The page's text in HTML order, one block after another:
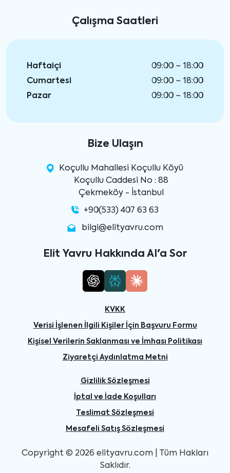
Çalışma Saatleri
Haftaiçi
09:00 ~ 18:00
Cumartesi
09:00 ~ 18:00
Pazar
09:00 ~ 18:00
Bize Ulaşın
Koçullu Mahallesi Koçullu Köyü
Koçullu Caddesi No : 88
Çekmeköy - İstanbul
+90(533) 407 63 63
bilgi@elityavru.com
Elit Yavru Hakkında AI'a Sor
KVKK
Verisi İşlenen İlgili Kişiler İçin Başvuru Formu
Kişisel Verilerin Saklanması ve İmhası Politikası
Ziyaretçi Aydınlatma Metni
Gizlilik Sözleşmesi
İptal ve İade Koşulları
Teslimat Sözleşmesi
Mesafeli Satış Sözleşmesi
Copyright © 2026 elityavru.com | Tüm Hakları
Saklıdır.